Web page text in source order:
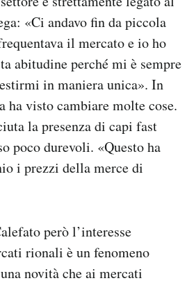
«Ci andavo fin da piccola
il mercato e io ho
abitudine perché mi è sempre
in maniera unica». In
ha visto cambiare molte cose.
la presenza di capi fast
poco durevoli. «Questo ha
i prezzi della merce di
però l’interesse
rionali è un fenomeno
novità che ai mercati